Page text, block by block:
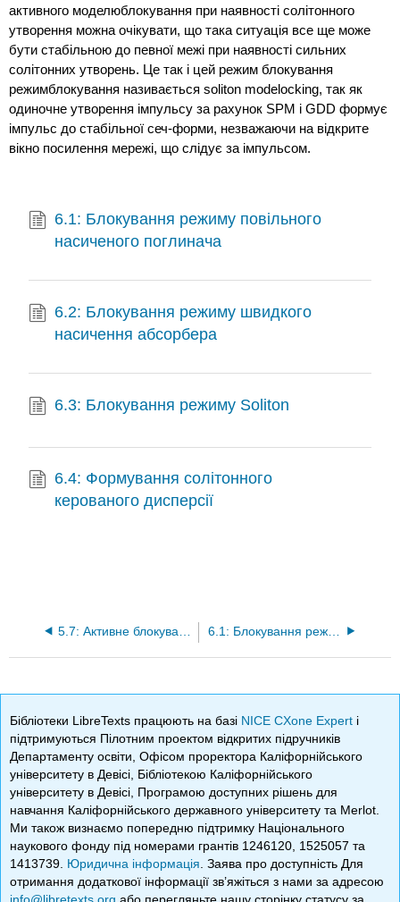
активного моделюблокування при наявності солітонного
утворення можна очікувати, що така ситуація все ще може
бути стабільною до певної межі при наявності сильних
солітонних утворень. Це так і цей режим блокування
режимблокування називається soliton modelocking, так як
одиночне утворення імпульсу за рахунок SPM і GDD формує
імпульс до стабільної сеч-форми, незважаючи на відкрите
вікно посилення мережі, що слідує за імпульсом.
6.1: Блокування режиму повільного
насиченого поглинача
6.2: Блокування режиму швидкого
насичення абсорбера
6.3: Блокування режиму Soliton
6.4: Формування солітонного
керованого дисперсії
6.1: Блокування режиму повільного насиченого поглинача
Бібліотеки LibreTexts працюють на базі NICE CXone Expert і
підтримуються Пілотним проектом відкритих підручників
Департаменту освіти, Офісом проректора Каліфорнійського
університету в Девісі, Бібліотекою Каліфорнійського
університету в Девісі, Програмою доступних рішень для
навчання Каліфорнійського державного університету та Merlot.
Ми також визнаємо попередню підтримку Національного
наукового фонду під номерами грантів 1246120, 1525057 та
1413739. Юридична інформація . Заява про доступність Для
отримання додаткової інформації зв’яжіться з нами за адресою
info@libretexts.org або перегляньте нашу сторінку статусу за